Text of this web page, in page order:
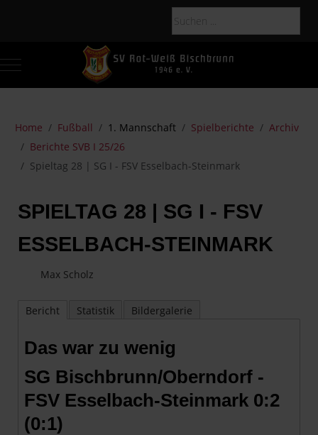
Mobile Menu Toggle
Home Fußball 1. Mannschaft Spielberichte
Archiv
Berichte SVB I 25/26
Spieltag 28 | SG I - FSV Esselbach-Steinmark
SPIELTAG 28 | SG I - FSV
ESSELBACH-STEINMARK
Max Scholz
Bericht Statistik Bildergalerie
Das war zu wenig
SG Bischbrunn/Oberndorf -
FSV Esselbach-Steinmark 0:2
(0:1)